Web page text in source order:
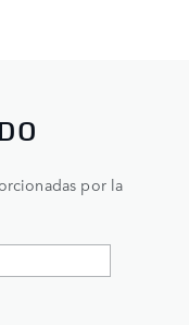
por la